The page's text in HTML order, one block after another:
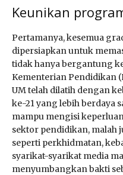
Keunikan
Pertamanya, kesemua
dipersiapkan untuk
tidak hanya bergantung
Kementerian Pendidikan
UM telah dilatih dengan
ke-21 yang lebih berdaya
mampu mengisi
sektor pendidikan, malah
seperti perkhidmatan,
syarikat-syarikat media
menyumbangkan bakti